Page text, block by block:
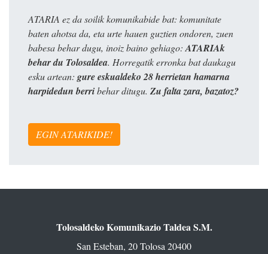
ATARIA ez da soilik komunikabide bat: komunitate
baten ahotsa da, eta urte hauen guztien ondoren, zuen
babesa behar dugu, inoiz baino gehiago: ATARIAk
behar du Tolosaldea. Horregatik erronka bat daukagu
esku artean: gure eskualdeko 28 herrietan hamarna
harpidedun berribehar ditugu. Zu falta zara, bazatoz?
EGIN ATARIKIDE!
Tolosaldeko Komunikazio Taldea S.M.
San Esteban, 20 Tolosa 20400